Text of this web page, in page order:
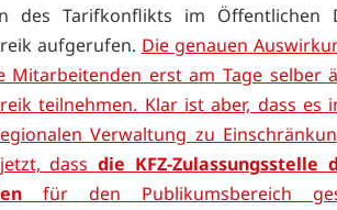
des Tarifkonflikts im Öffentlichen
aufgerufen. Die genauen
Mitarbeitenden erst am Tage selber
teilnehmen. Klar ist aber, dass es
Verwaltung zu
dassdie KFZ-
für den Publikumsbereich